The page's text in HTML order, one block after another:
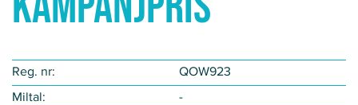
Reg. nr:
Miltal:
QOW923
-